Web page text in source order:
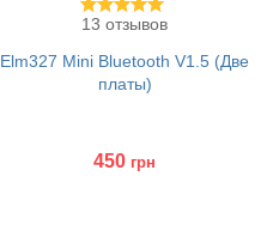
13 отзывов
Elm327 Mini Bluetooth V1.5 (Две
платы)
450 грн